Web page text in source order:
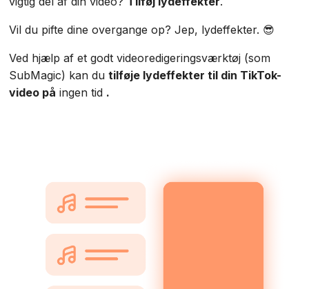
Vil du pifte dine overgange op? Jep, lydeffekter. 😎
Ved hjælp af et godt videoredigeringsværktøj (som
SubMagic) kan dutilføje lydeffekter til din TikTok-
video på ingen tid .